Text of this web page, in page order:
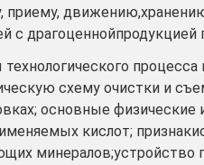
приему,
с драгоценнойпродукцией
процесса
схему очистки и
основные
кислот;
минералов;устройство